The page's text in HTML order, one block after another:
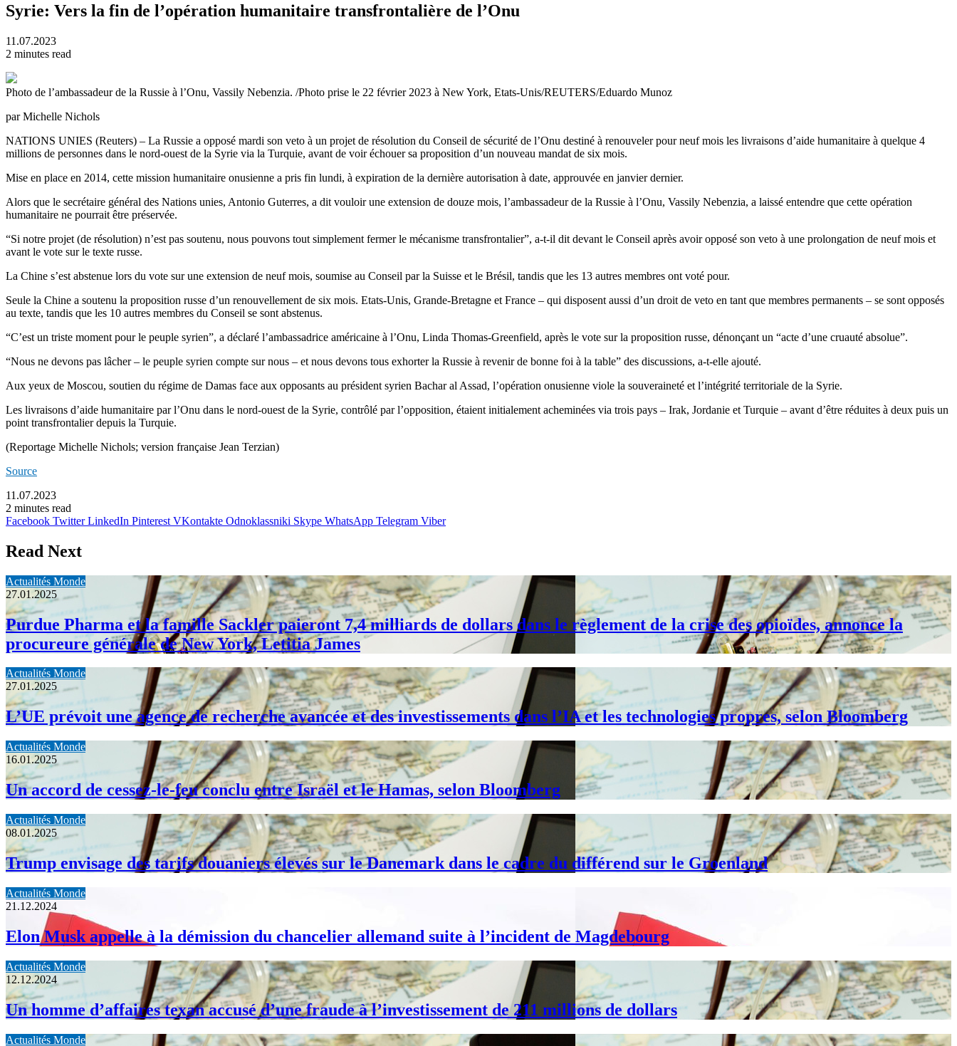
Syrie: Vers la fin de l’opération humanitaire transfrontalière de l’Onu
11.07.2023
2 minutes read
Photo de l’ambassadeur de la Russie à l’Onu, Vassily Nebenzia. /Photo prise le 22 février 2023 à New York, Etats-Unis/REUTERS/Eduardo Munoz
par Michelle Nichols
NATIONS UNIES (Reuters) – La Russie a opposé mardi son veto à un projet de résolution du Conseil de sécurité de l’Onu destiné à renouveler pour neuf mois les livraisons d’aide humanitaire à quelque 4
millions de personnes dans le nord-ouest de la Syrie via la Turquie, avant de voir échouer sa proposition d’un nouveau mandat de six mois.
Mise en place en 2014, cette mission humanitaire onusienne a pris fin lundi, à expiration de la dernière autorisation à date, approuvée en janvier dernier.
Alors que le secrétaire général des Nations unies, Antonio Guterres, a dit vouloir une extension de douze mois, l’ambassadeur de la Russie à l’Onu, Vassily Nebenzia, a laissé entendre que cette opération
humanitaire ne pourrait être préservée.
“Si notre projet (de résolution) n’est pas soutenu, nous pouvons tout simplement fermer le mécanisme transfrontalier”, a-t-il dit devant le Conseil après avoir opposé son veto à une prolongation de neuf mois et
avant le vote sur le texte russe.
La Chine s’est abstenue lors du vote sur une extension de neuf mois, soumise au Conseil par la Suisse et le Brésil, tandis que les 13 autres membres ont voté pour.
Seule la Chine a soutenu la proposition russe d’un renouvellement de six mois. Etats-Unis, Grande-Bretagne et France – qui disposent aussi d’un droit de veto en tant que membres permanents – se sont opposés
au texte, tandis que les 10 autres membres du Conseil se sont abstenus.
“C’est un triste moment pour le peuple syrien”, a déclaré l’ambassadrice américaine à l’Onu, Linda Thomas-Greenfield, après le vote sur la proposition russe, dénonçant un “acte d’une cruauté absolue”.
“Nous ne devons pas lâcher – le peuple syrien compte sur nous – et nous devons tous exhorter la Russie à revenir de bonne foi à la table” des discussions, a-t-elle ajouté.
Aux yeux de Moscou, soutien du régime de Damas face aux opposants au président syrien Bachar al Assad, l’opération onusienne viole la souveraineté et l’intégrité territoriale de la Syrie.
Les livraisons d’aide humanitaire par l’Onu dans le nord-ouest de la Syrie, contrôlé par l’opposition, étaient initialement acheminées via trois pays – Irak, Jordanie et Turquie – avant d’être réduites à deux puis un
point transfrontalier depuis la Turquie.
(Reportage Michelle Nichols; version française Jean Terzian)
Source
11.07.2023
2 minutes read
Facebook Twitter LinkedIn Pinterest VKontakte Odnoklassniki Skype WhatsApp Telegram Viber
Read Next
Actualités Monde
27.01.2025
Purdue Pharma et la famille Sackler paieront 7,4 milliards de dollars dans le règlement de la crise des opioïdes, annonce la
procureure générale de New York, Letitia James
Actualités Monde
27.01.2025
L’UE prévoit une agence de recherche avancée et des investissements dans l’IA et les technologies propres, selon Bloomberg
Actualités Monde
16.01.2025
Un accord de cessez-le-feu conclu entre Israël et le Hamas, selon Bloomberg
Actualités Monde
08.01.2025
Trump envisage des tarifs douaniers élevés sur le Danemark dans le cadre du différend sur le Groenland
Actualités Monde
21.12.2024
Elon Musk appelle à la démission du chancelier allemand suite à l’incident de Magdebourg
Actualités Monde
12.12.2024
Un homme d’affaires texan accusé d’une fraude à l’investissement de 211 millions de dollars
Actualités Monde